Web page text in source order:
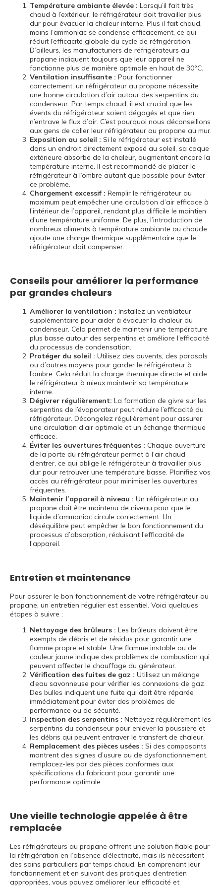
Température ambiante élevée : Lorsqu’il fait très
chaud à l’extérieur, le réfrigérateur doit travailler plus
dur pour évacuer la chaleur interne. Plus il fait chaud,
moins l’ammoniac se condense efficacement, ce qui
réduit l’efficacité globale du cycle de réfrigération.
D’ailleurs, les manufacturiers de réfrigérateurs au
propane indiquent toujours que leur appareil ne
fonctionne plus de manière optimale en haut de 30°C.
Ventilation insuffisante : Pour fonctionner
correctement, un réfrigérateur au propane nécessite
une bonne circulation d’air autour des serpentins du
condenseur. Par temps chaud, il est crucial que les
évents du réfrigérateur soient dégagés et que rien
n’entrave le flux d’air. C’est pourquoi nous déconseillons
aux gens de coller leur réfrigérateur au propane au mur.
Exposition au soleil : Si le réfrigérateur est installé
dans un endroit directement exposé au soleil, sa coque
extérieure absorbe de la chaleur, augmentant encore la
température interne. Il est recommandé de placer le
réfrigérateur à l’ombre autant que possible pour éviter
ce problème.
Chargement excessif : Remplir le réfrigérateur au
maximum peut empêcher une circulation d’air efficace à
l’intérieur de l’appareil, rendant plus difficile le maintien
d’une température uniforme. De plus, l’introduction de
nombreux aliments à température ambiante ou chaude
ajoute une charge thermique supplémentaire que le
réfrigérateur doit compenser.
Conseils pour améliorer la performance
par grandes chaleurs
Améliorer la ventilation : Installez un ventilateur
supplémentaire pour aider à évacuer la chaleur du
condenseur. Cela permet de maintenir une température
plus basse autour des serpentins et améliore l’efficacité
du processus de condensation.
Protéger du soleil : Utilisez des auvents, des parasols
ou d’autres moyens pour garder le réfrigérateur à
l’ombre. Cela réduit la charge thermique directe et aide
le réfrigérateur à mieux maintenir sa température
interne.
Dégivrer régulièrement: La formation de givre sur les
serpentins de l’évaporateur peut réduire l’efficacité du
réfrigérateur. Décongelez régulièrement pour assurer
une circulation d’air optimale et un échange thermique
efficace.
Éviter les ouvertures fréquentes : Chaque ouverture
de la porte du réfrigérateur permet à l’air chaud
d’entrer, ce qui oblige le réfrigérateur à travailler plus
dur pour retrouver une température basse. Planifiez vos
accès au réfrigérateur pour minimiser les ouvertures
fréquentes.
Maintenir l’appareil à niveau : Un réfrigérateur au
propane doit être maintenu de niveau pour que le
liquide d’ammoniac circule correctement. Un
déséquilibre peut empêcher le bon fonctionnement du
processus d’absorption, réduisant l’efficacité de
l’appareil.
Entretien et maintenance
Pour assurer le bon fonctionnement de votre réfrigérateur au
propane, un entretien régulier est essentiel. Voici quelques
étapes à suivre :
Nettoyage des brûleurs : Les brûleurs doivent être
exempts de débris et de résidus pour garantir une
flamme propre et stable. Une flamme instable ou de
couleur jaune indique des problèmes de combustion qui
peuvent affecter le chauffage du générateur.
Vérification des fuites de gaz : Utilisez un mélange
d’eau savonneuse pour vérifier les connexions de gaz.
Des bulles indiquent une fuite qui doit être réparée
immédiatement pour éviter des problèmes de
performance ou de sécurité.
Inspection des serpentins : Nettoyez régulièrement les
serpentins du condenseur pour enlever la poussière et
les débris qui peuvent entraver le transfert de chaleur.
Remplacement des pièces usées : Si des composants
montrent des signes d’usure ou de dysfonctionnement,
remplacez-les par des pièces conformes aux
spécifications du fabricant pour garantir une
performance optimale.
Une vieille technologie appelée à être
remplacée
Les réfrigérateurs au propane offrent une solution fiable pour
la réfrigération en l’absence d’électricité, mais ils nécessitent
des soins particuliers par temps chaud. En comprenant leur
fonctionnement et en suivant des pratiques d’entretien
appropriées, vous pouvez améliorer leur efficacité et